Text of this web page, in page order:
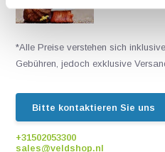
*Alle Preise verstehen sich
Gebühren, jedoch exklusive
Bitte kontaktieren Sie uns
+31502053300
sales@veldshop.nl